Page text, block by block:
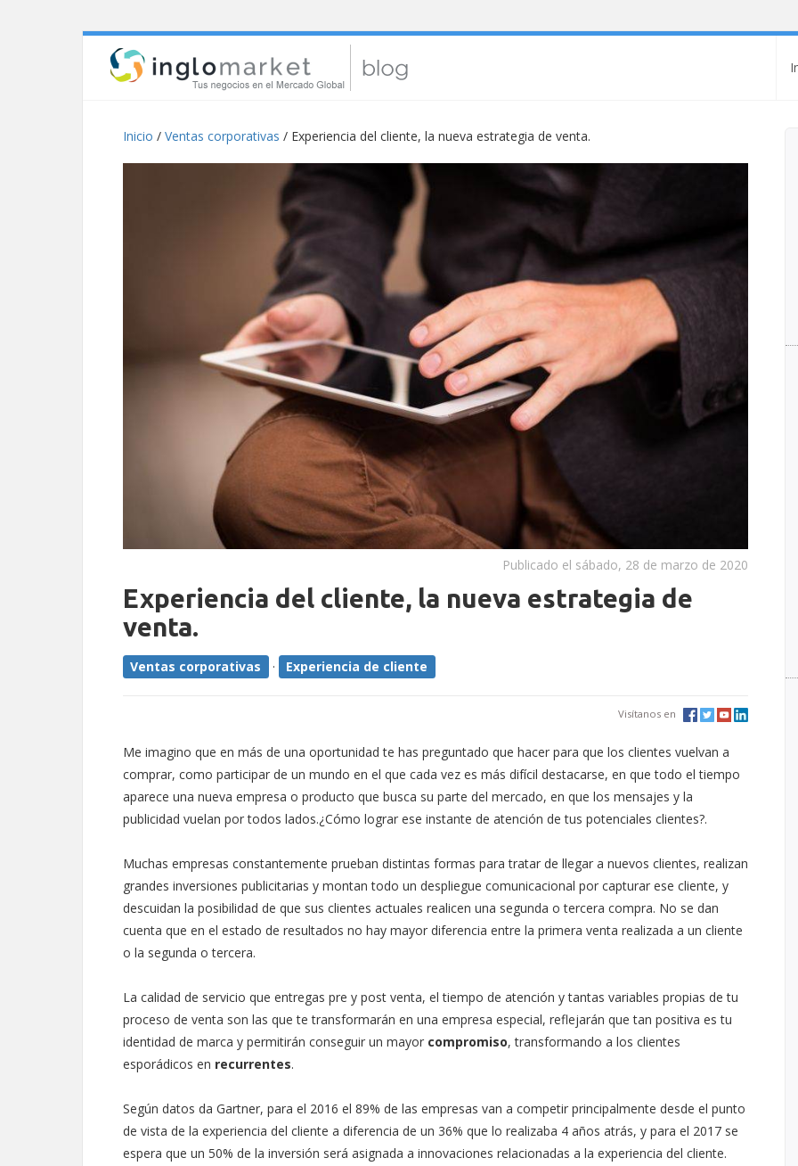
Inicio / Ventas corporativas / Experiencia del cliente, la nueva estrategia de venta.
Publicado el sábado, 28 de marzo de 2020
Experiencia del cliente, la nueva estrategia de
venta.
Ventas corporativas · Experiencia de cliente
Visítanos en
Me imagino que en más de una oportunidad te has preguntado que hacer para que los clientes vuelvan a
comprar, como participar de un mundo en el que cada vez es más difícil destacarse, en que todo el tiempo
aparece una nueva empresa o producto que busca su parte del mercado, en que los mensajes y la
publicidad vuelan por todos lados.¿Cómo lograr ese instante de atención de tus potenciales clientes?.
Muchas empresas constantemente prueban distintas formas para tratar de llegar a nuevos clientes, realizan
grandes inversiones publicitarias y montan todo un despliegue comunicacional por capturar ese cliente, y
descuidan la posibilidad de que sus clientes actuales realicen una segunda o tercera compra. No se dan
cuenta que en el estado de resultados no hay mayor diferencia entre la primera venta realizada a un cliente
o la segunda o tercera.
La calidad de servicio que entregas pre y post venta, el tiempo de atención y tantas variables propias de tu
proceso de venta son las que te transformarán en una empresa especial, reflejarán que tan positiva es tu
identidad de marca y permitirán conseguir un mayor compromiso, transformando a los clientes
esporádicos en recurrentes.
Según datos da Gartner, para el 2016 el 89% de las empresas van a competir principalmente desde el punto
de vista de la experiencia del cliente a diferencia de un 36% que lo realizaba 4 años atrás, y para el 2017 se
espera que un 50% de la inversión será asignada a innovaciones relacionadas a la experiencia del cliente.